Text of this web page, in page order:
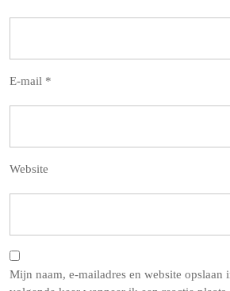
E-mail *
Website
Mijn naam, e-mailadres en website opslaan